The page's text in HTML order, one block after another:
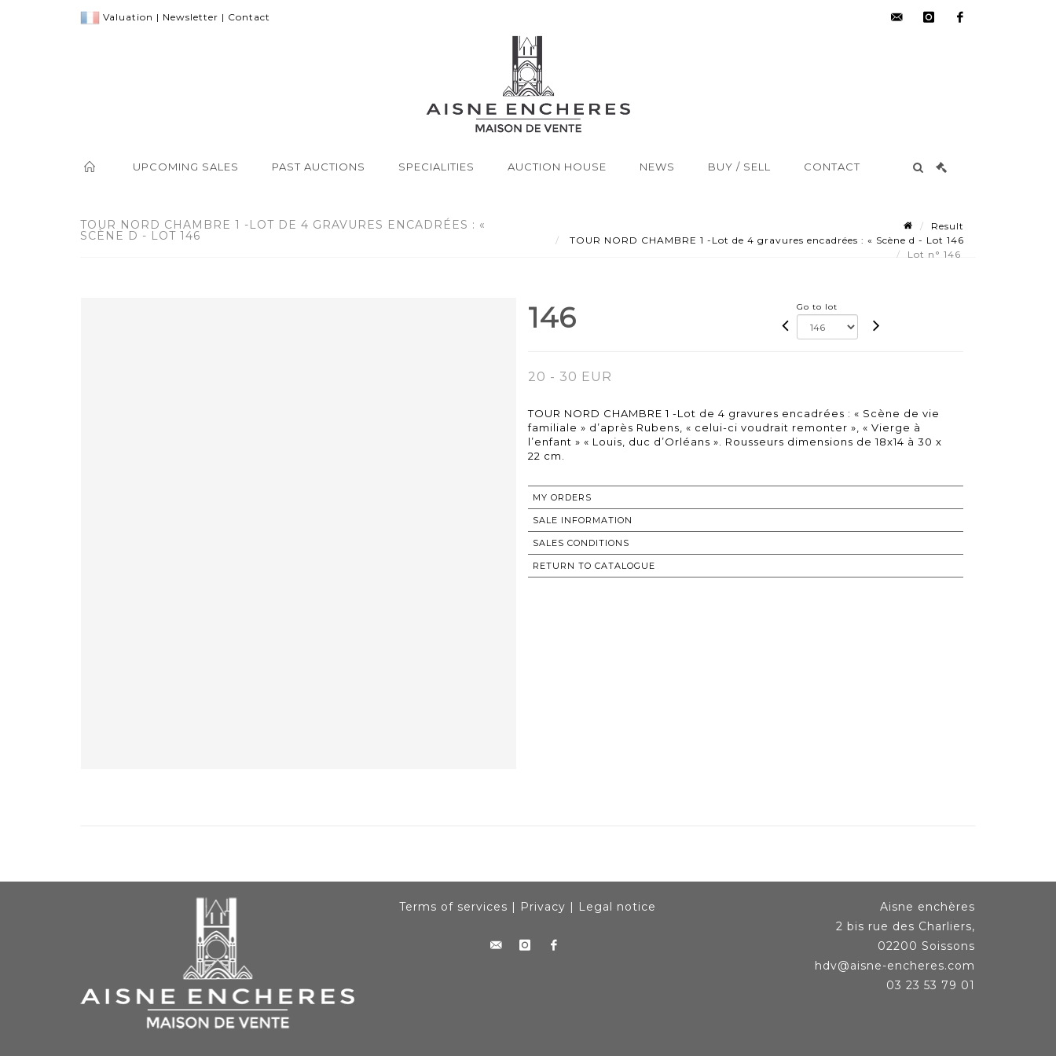
Valuation | Newsletter | Contact
UPCOMING SALES PAST AUCTIONS SPECIALITIES AUCTION HOUSE NEWS BUY / SELL CONTACT
TOUR NORD CHAMBRE 1 -LOT DE 4 GRAVURES ENCADRÉES : «
SCÈNE D - LOT 146
Result
TOUR NORD CHAMBRE 1 -Lot de 4 gravures encadrées : « Scène d - Lot 146
Lot n° 146
146 Go to lot
20 - 30 EUR
TOUR NORD CHAMBRE 1 -Lot de 4 gravures encadrées : « Scène de vie
familiale » d’après Rubens, « celui-ci voudrait remonter », « Vierge à
l’enfant » « Louis, duc d’Orléans ». Rousseurs dimensions de 18x14 à 30 x
22 cm.
MY ORDERS
SALE INFORMATION
SALES CONDITIONS
RETURN TO CATALOGUE
Terms of services | Privacy | Legal notice
Aisne enchères
2 bis rue des Charliers,
02200 Soissons
hdv@aisne-encheres.com
03 23 53 79 01